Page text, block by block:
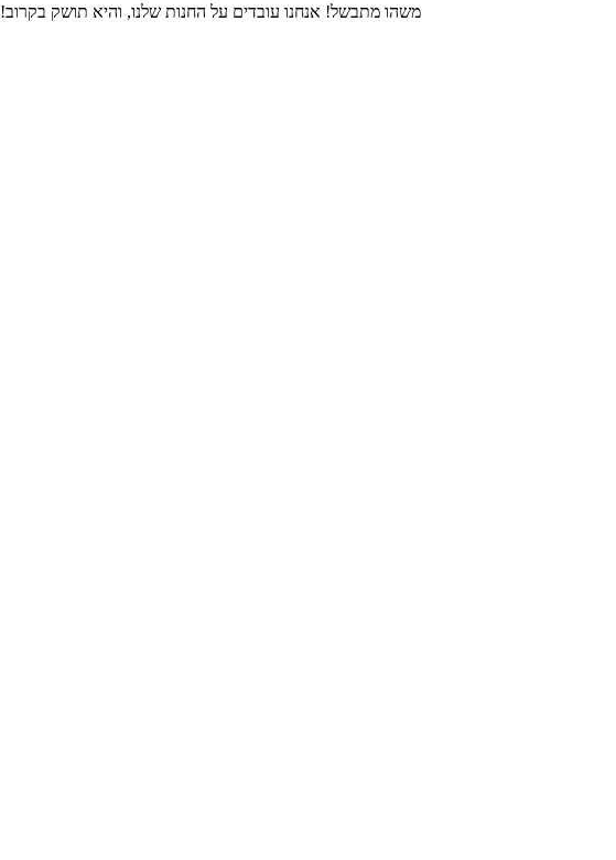
משהו מתבשל! אנחנו עובדים על החנות שלנו, והיא תושק בקרוב!